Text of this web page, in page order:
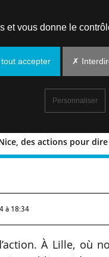
des actions pour
: de Lille à
à 18:34
À Lille, où
et vous donne le
accepter ✗
Personnaliser